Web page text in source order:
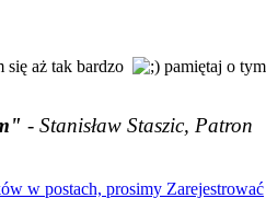
się aż tak bardzo
pamiętaj o tym
- Stanisław Staszic, Patron
w postach, prosimy Zarejestrować